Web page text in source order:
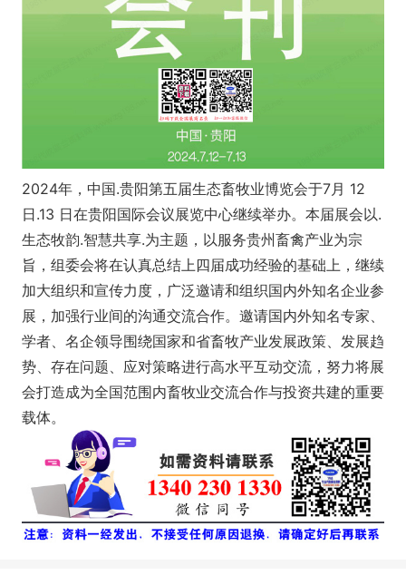
2024年，中国.贵阳第五届生态畜牧业博览会于7月 12
日.13 日在贵阳国际会议展览中心继续举办。本届展会以.
生态牧韵.智慧共享.为主题，以服务贵州畜禽产业为宗
旨，组委会将在认真总结上四届成功经验的基础上，继续
加大组织和宣传力度，广泛邀请和组织国内外知名企业参
展，加强行业间的沟通交流合作。邀请国内外知名专家、
学者、名企领导围绕国家和省畜牧产业发展政策、发展趋
势、存在问题、应对策略进行高水平互动交流，努力将展
会打造成为全国范围内畜牧业交流合作与投资共建的重要
载体。